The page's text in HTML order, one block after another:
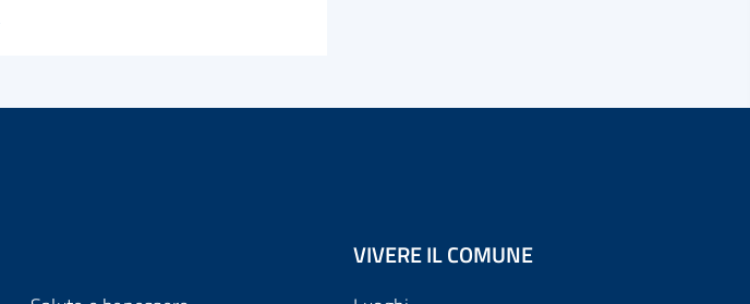
VIVERE IL COMUNE